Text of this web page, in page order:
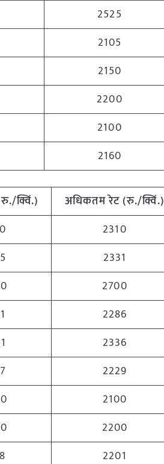
2525
2105
2150
2200
2100
2160
क्विं.) अधिकतमरेट (रु./क्विं.)
2310
2331
2700
2286
2336
2229
2100
2200
2201